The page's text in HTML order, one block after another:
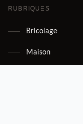
RUBRIQUES
Bricolage
Maison